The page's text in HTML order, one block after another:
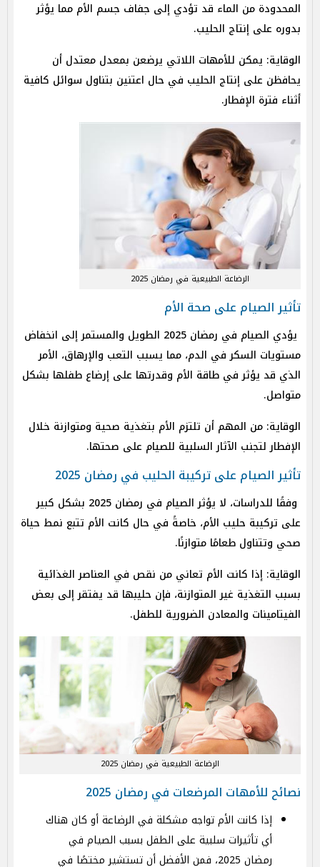
المحدودة من الماء قد تؤدي إلى جفاف جسم الأم مما يؤثر
بدوره على إنتاج الحليب.
الوقاية: يمكن للأمهات اللاتي يرضعن بمعدل معتدل أن
يحافظن على إنتاج الحليب في حال اعتنين بتناول سوائل كافية
أثناء فترة الإفطار.
الرضاعة الطبيعية في رمضان 2025
تأثير الصيام على صحة الأم
يؤدي الصيام في رمضان 2025 الطويل والمستمر إلى انخفاض
مستويات السكر في الدم، مما يسبب التعب والإرهاق، الأمر
الذي قد يؤثر في طاقة الأم وقدرتها على إرضاع طفلها بشكل
متواصل.
الوقاية: من المهم أن تلتزم الأم بتغذية صحية ومتوازنة خلال
الإفطار لتجنب الآثار السلبية للصيام على صحتها.
تأثير الصيام على تركيبة الحليب في رمضان 2025
وفقًا للدراسات، لا يؤثر الصيام في رمضان 2025 بشكل كبير
على تركيبة حليب الأم، خاصةً في حال كانت الأم تتبع نمط حياة
صحي وتتناول طعامًا متوازنًا.
الوقاية: إذا كانت الأم تعاني من نقص في العناصر الغذائية
بسبب التغذية غير المتوازنة، فإن حليبها قد يفتقر إلى بعض
الفيتامينات والمعادن الضرورية للطفل.
الرضاعة الطبيعية في رمضان 2025
نصائح للأمهات المرضعات في رمضان 2025
إذا كانت الأم تواجه مشكلة في الرضاعة أو كان هناك
أي تأثيرات سلبية على الطفل بسبب الصيام في
رمضان 2025، فمن الأفضل أن تستشير مختصًا في